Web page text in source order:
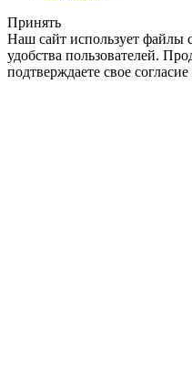
Принять
Наш сайт использует файлы
удобства пользователей.
подтверждаете свое